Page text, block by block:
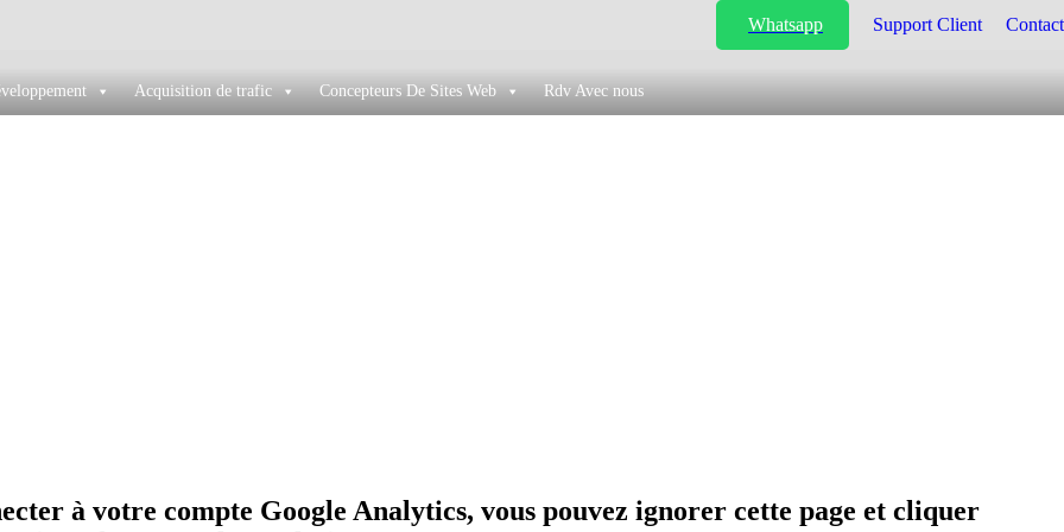
Whatsapp Support Client Contact
Acquisition de trafic Concepteurs De Sites Web Rdv Avec nous
à votre compte Google Analytics, vous pouvez ignorer cette page et cliquer